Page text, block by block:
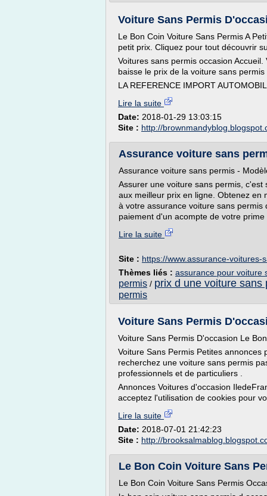
Voiture Sans Permis
Le Bon Coin Voiture Sans Permis A
petit prix. Cliquez pour tout découvrir
Voitures sans permis occasion
baisse le prix de la voiture sans
LA REFERENCE IMPORT
Lire la suite
Date: 2018-01-29 13:03:15
Site : http://
Assurance voiture sans
Assurance voiture sans permis -
Assurer une voiture sans permis,
aux meilleur prix en ligne. Obtenez en
à votre assurance voiture sans
paiement d'un acompte de votre
Lire la suite
Site : https://www.assurance-voitures-
Thèmes liés : assurance pour voiture
permis / prix d une voiture sans
permis
Voiture Sans Permis
Voiture Sans Permis D'occasion Le
Voiture Sans Permis Petites
recherchez une voiture sans permis
professionnels et de particuliers .
Annonces Voitures d'occasion
acceptez l'utilisation de cookies pour
Lire la suite
Date: 2018-07-01 21:42:23
Site : http://
Le Bon Coin Voiture Sans
Le Bon Coin Voiture Sans Permis